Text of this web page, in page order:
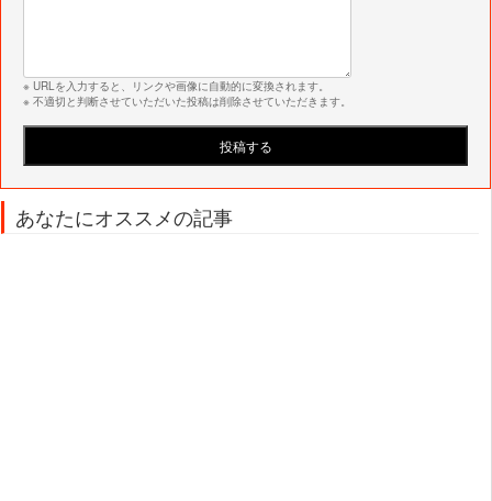
※ URLを入力すると、リンクや画像に自動的に変換されます。
※ 不適切と判断させていただいた投稿は削除させていただきます。
あなたにオススメの記事